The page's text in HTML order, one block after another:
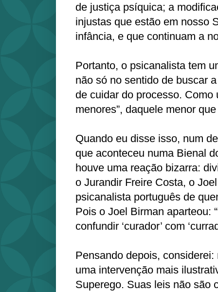
de justiça psíquica; a
injustas que estão em nosso
infância, e que continuam a
Portanto, o psicanalista tem
não só no sentido de buscar
de cuidar do processo. Como
menores”, daquele menor
Quando eu disse isso, num
que aconteceu numa Bienal
houve uma reação bizarra:
o Jurandir Freire Costa, o
psicanalista português de
Pois o Joel Birman aparteou:
confundir ‘curador’ com
Pensando depois,
uma intervenção mais
Superego. Suas leis não são